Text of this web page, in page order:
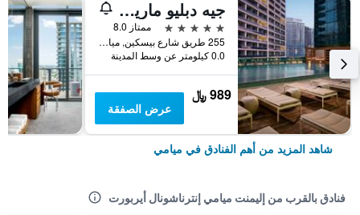
جيه دبليو ماريوت ماركيز ميامي
5 نجوم
ممتاز 8.0
255 طريق شارع بيسكين, ميامي, FL, الولايات المتحدة الأميريكية
0.0 كيلومتر عن وسط المدينة
989 ﷼
عرض الصفقة
شاهد المزيد من أهم الفنادق في ميامي
فنادق بالقرب من إليمنت ميامي إنترناشونال أيربورت